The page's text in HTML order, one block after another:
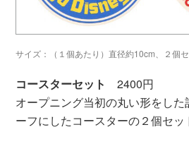
サイズ：（１個あたり）直径約10cm、２
コースターセット
2400円
オープニング当初の丸い形をし
ーフにしたコースターの２個セッ